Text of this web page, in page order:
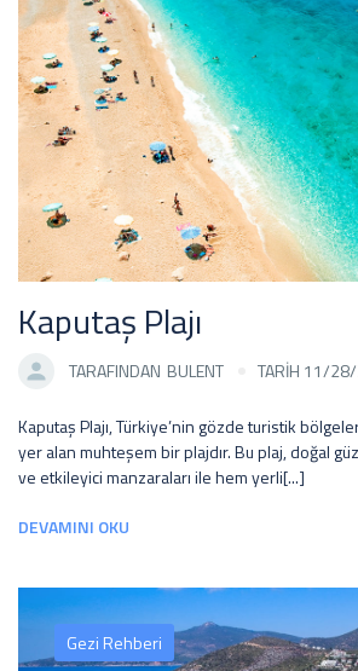
Kaputaş Plajı
TARAFINDAN BULENT TARİH 11/
Kaputaş Plajı, Türkiye’nin gözde turistik
yer alan muhteşem bir plajdır. Bu plaj, doğal
ve etkileyici manzaraları ile hem yerli[...]
DEVAMINI OKU
Gezi Rehberi